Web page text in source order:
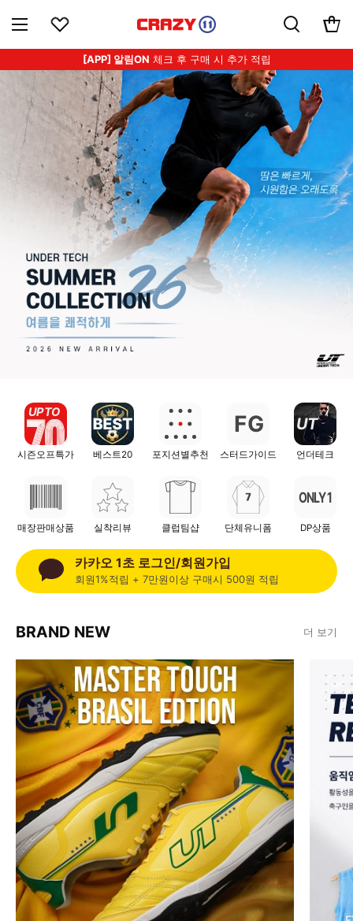
[APP] 알림ON 체크 후 구매 시 추가 적립
UP TO
시즌오프특가 베스트20 포지션별추천
FG
스터드가이드
UT
언더테크
매장판매상품 실착리뷰 클럽팀샵 단체유니폼
ONLY 1
DP상품
카카오 1초 로그인/회원가입
회원1%적립 + 7만원이상 구매시 500원 적립
BRAND NEW 더 보기